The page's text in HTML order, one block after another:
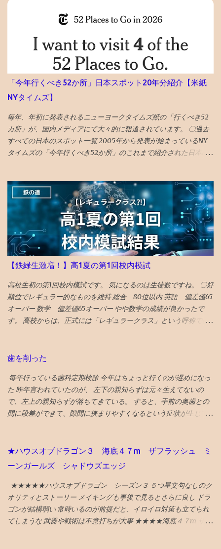
試は難化するので頭打ちだった層が高偏差値出しやすくなるとい
うのも定説なので、前期67と68の差は大きいかも タイトルへの回
68以上だった者の後期平均偏差値 73→74 72→73 71→73 70→73
70→70 69→72 69→70 68→72 68→72 68→70 68→69 68→69 ◆6
年前期平均偏差値67の人の6年後期の平均偏差値の実例 67→70
67→69 67→68 67→68 67→68 67→68 67→67 67→67 67→67
67→67 67→67 昔塾から得た無作為抽出データです。例年こんな感
じかと 「 4年夏入塾偏差値42から1年間で成績どうなるか」 へ
「今年行くべき52か所」日本スポット20年分紹介【米紙
NYタイムズ】
毎年、年初に発表されるニューヨークタイムズ紙の「行くべき52
カ所」が、国内メディアにて大々的に報道されています。 〇過去
すべての日本のスポット一覧 2005年から発表が始まっているNY
タイムズの「今年行くべき52か所」のこれまで紹介された日本の
崎 核の脅威が再度クローズアップされた時流を踏まえ、完全に破
壊された広島と異なり、市中心部が幸運にも残された長崎を’粘り
強く立ち直る都市’として選出。 駅前再開発 の完成、大徳寺の 大
クス 、 カステラ本家 福砂屋 、 コーヒー富士男 のミルクセーキ、
ジャズ喫茶マイルストーン、 グラバー園 、梅ヶ枝 焼餅 きく水
を紹介。 46位 沖縄 国際イベントや災害復興の観点を踏まえて
選出される「５２箇所」なので、 火災から復興した 首里城 の秋の
再オープンを紹介。 秋まで待てない人は、 琉球ランタンフェステ
ィバル や 伊江島ゆり祭り へ！とのこと 全文読めるギフトリンク
2026記事 〇2025年 30位 富山 出典：NYタイムズHP 2025年に
行くべき旅行先の 30番目に能登の玄関口 であり地震豪雨災害から
の復興として観光誘致を進めている 富山 がランクイン。 文化豊か
インバーのアルプ、おでん屋さんの飛騨、カレー屋のスズキー
介。 （下記ギフトリンクの記事中にグーグルマップへのリンクあ
り） NYタイムズ紙は選出にあたり、国際イベント開催や災害復興
の観点を踏まえているとのことです。 38位 大阪 食と商のまち
大阪の革新的プロジェクトとして、 グラングリーン 大阪（公園）
ュニティセンターであるプライドセンターを紹介。 ギフトリンク
なので全文読めます→ 2025年に行くべき52カ所の英語記事全文 〇
2024年 3位 山口 また、NYタイムズHP画像に明示されている数
字（下に引用している山口の場合は...
【鉄緑生激増！】高1夏の第1回校内模試
高校生初の第1回校内模試です。 気になるのは生徒数ですね。 〇好
順位でレギュラー的なものを維持 総合 80位以内 英語 偏差値65
オーバー 数学 偏差値65オーバー やや数学の成績が良かったで
す。 高校からは、正式には「レギュラークラス」という呼称では
のも、好要因でしょう。 なにしろ、応用クラスの季節 講習は校内
校で塾生が激増！ 高校からの新規入塾で中3の校内模試時に比べて
受験者が 400人 増えました！ でも、みたことある名前ばかりで成
績優秀上位メンバーは固定してます。 高校入塾からの「いきなり
30傑」は厳しそうです。 継続が重要です。
歯を削った
毎年行っている歯科定期検診 今年はちょっと行くのが遅めになっ
た 昨年言われていたのが、 左下の親知らずは元々生えてないの
で、左上の親知らずが落ちてきている。 すると、手前の奥歯との
間に段差ができて、隙間に挟まりやすくなるという症状が生じて
見した 年をとってくると移植に使えなくなり、噛み合わせに役立
っていない親知らずの利用価値も低下してくるので、将来的には
さらに削るとか、抜歯に至るのもやむを得ないと考えれば、 段差
をなくすために、歯を削るのもそんなに侵襲性が高い措置でもな
くなってくる ので、１ミリぐらい親知らずを削ってもらい、手前
の奥歯との段差をなくした ２食ほど食べてみたが、挟まらなくな
った 成功♪ なお、段差無くす作戦がダメだったら、 次策は周囲を
★ハウスオブドラゴン３ 海底４７m ザフラッシュ ミ
ーンガールズ シャドウズエッジ
★★★★★ハウスオブドラゴン シーズン３ ５つ星文句なしのク
オリティとストーリー メイキングも事後で見るとさらに良し ドラ
ゴンが結構弱い 常時いるのが前提だと、イロイロ対策も立てられ
てしまうな 武器や戦術は不意打ちが大事 ★★★★海底４７m サメ